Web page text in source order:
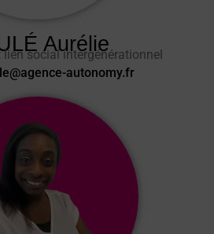
Aurélie
lien social intergénérationnel
autonomy.fr